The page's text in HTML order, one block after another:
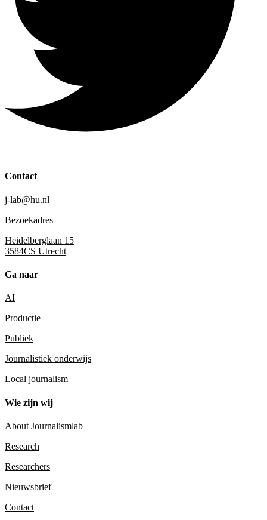
Contact
j-lab@hu.nl
Bezoekadres
Heidelberglaan 15
3584CS Utrecht
Ga naar
AI
Productie
Publiek
Journalistiek onderwijs
Local journalism
Wie zijn wij
About Journalismlab
Research
Researchers
Nieuwsbrief
Contact